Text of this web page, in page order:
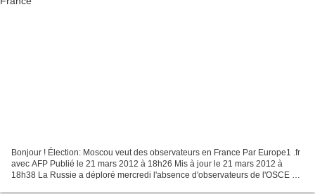
Bonjour ! Élection: Moscou veut des observateurs en France Par Europe1 .fr
avec AFP Publié le 21 mars 2012 à 18h26 Mis à jour le 21 mars 2012 à
18h38 La Russie a déploré mercredi l'absence d'observateurs de l'OSCE à